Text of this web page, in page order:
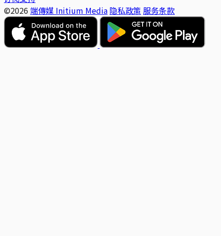
©2026 端傳媒 Initium Media 隐私政策 服务条款